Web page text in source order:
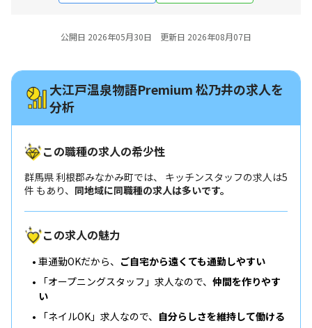
公開日 2026年05月30日 更新日 2026年08月07日
大江戸温泉物語Premium 松乃井の求人を
分析
この職種の求人の希少性
群馬県 利根郡みなかみ町では、 キッチンスタッフの求人は5
件 もあり、 同地域に同職種の求人は多いです。
この求人の魅力
車通勤OKだから、 ご自宅から遠くても通勤しやすい
「オープニングスタッフ」求人なので、 仲間を作りやす
い
「ネイルOK」求人なので、 自分らしさを維持して働ける